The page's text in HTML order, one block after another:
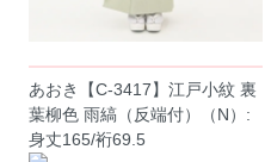
あおき【C-3417】江戸小紋 裏
葉柳色 雨縞（反端付）（N）:
身丈165/裄69.5